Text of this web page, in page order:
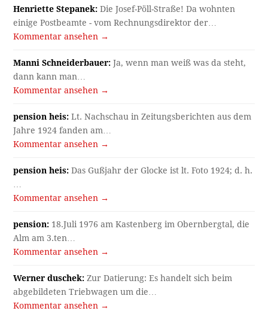
Henriette Stepanek: Die Josef-Pöll-Straße! Da wohnten
einige Postbeamte - vom Rechnungsdirektor der…
Kommentar ansehen →
Manni Schneiderbauer: Ja, wenn man weiß was da steht,
dann kann man…
Kommentar ansehen →
pension heis: Lt. Nachschau in Zeitungsberichten aus dem
Jahre 1924 fanden am…
Kommentar ansehen →
pension heis: Das Gußjahr der Glocke ist lt. Foto 1924; d. h.
Kommentar ansehen →
pension: 18.Juli 1976 am Kastenberg im Obernbergtal, die
Alm am 3.ten…
Kommentar ansehen →
Werner duschek: Zur Datierung: Es handelt sich beim
abgebildeten Triebwagen um die…
Kommentar ansehen →